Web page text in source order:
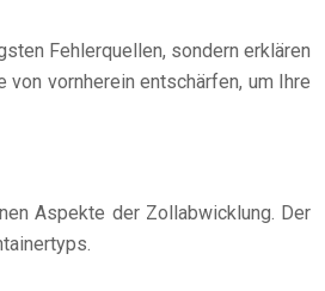
Fehlerquellen, sondern erklären
vornherein entschärfen, um Ihre
Aspekte der Zollabwicklung. Der